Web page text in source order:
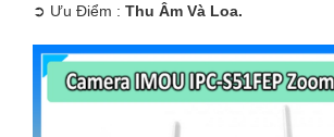
️➲ Ưu Điểm : Thu Âm Và Loa.